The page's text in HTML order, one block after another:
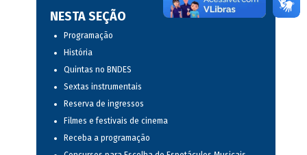
NESTA SEÇÃO
Programação
História
Quintas no BNDES
Sextas instrumentais
Reserva de ingressos
Filmes e festivais de cinema
Receba a programação